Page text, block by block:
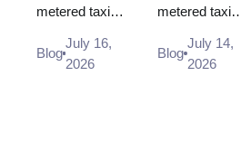
metered taxi
Uber - every
way from MIA
Blog
July 16,
2026
150, Taxi,
Uber (2026
Guide)
metered taxi
$35 flat rate is
gone) or Uber -
Blog
July 14,
2026